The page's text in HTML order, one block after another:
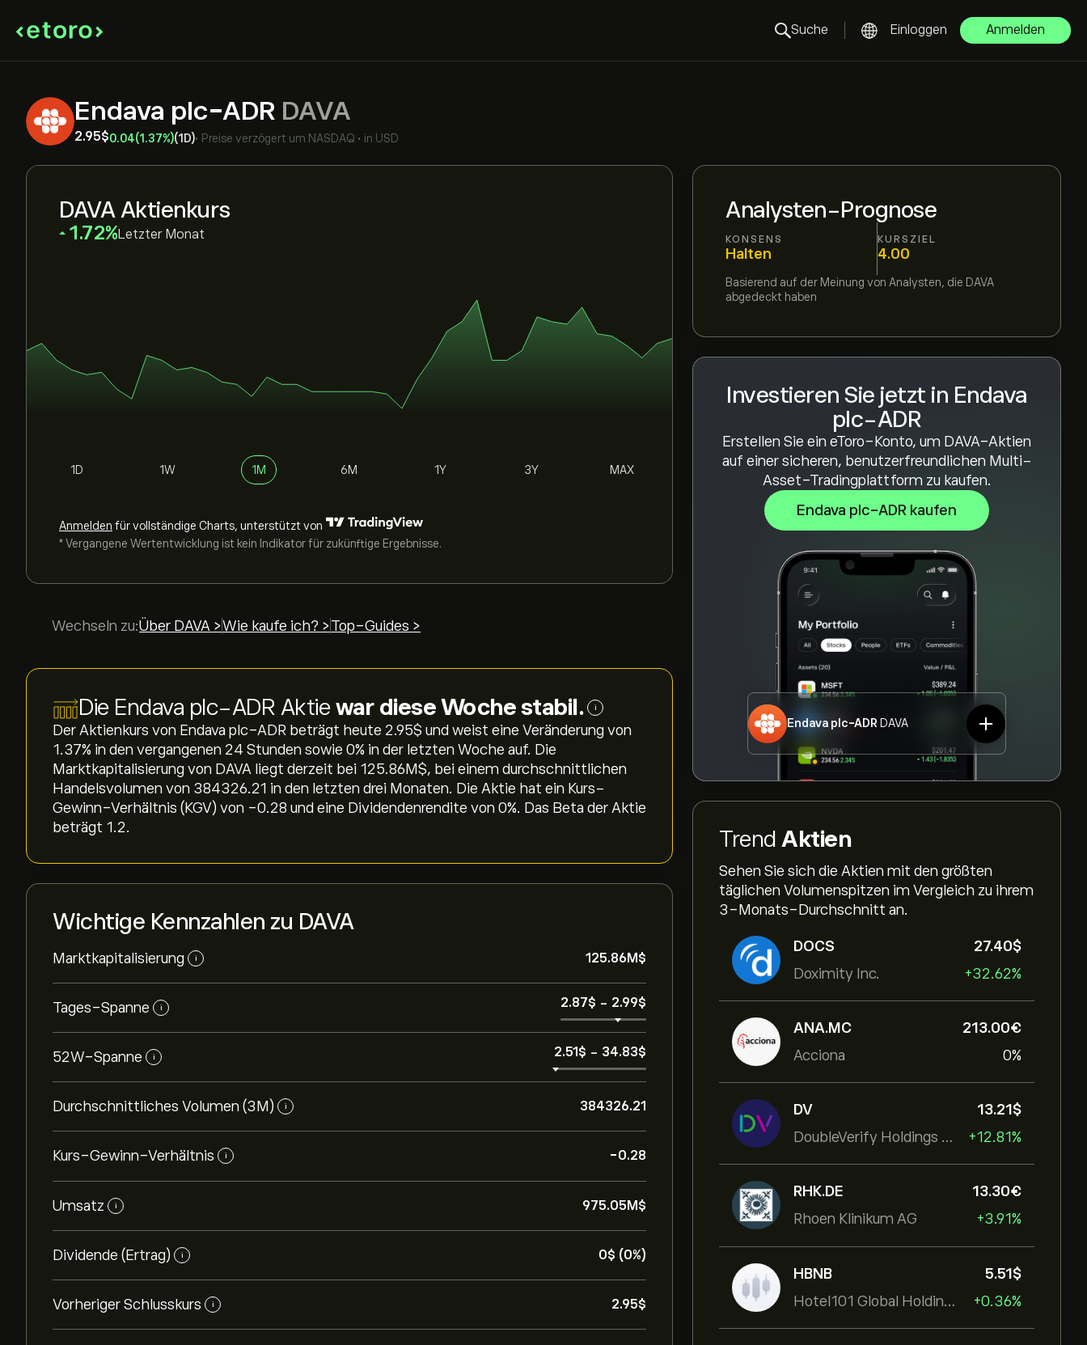
Suche Einloggen Anmelden
Endava plc-ADR DAVA
2.95‎$‎0.04(1.37%)(1D)• Preise verzögert um NASDAQ • in USD
Analysten-Prognose
KONSENS
Halten
KURSZIEL
4.00
Basierend auf der Meinung von Analysten, die DAVA
abgedeckt haben
Investieren Sie jetzt in Endava
plc-ADR
Erstellen Sie ein eToro-Konto, um DAVA-Aktien
auf einer sicheren, benutzerfreundlichen Multi-
Asset-Tradingplattform zu kaufen.
Endava plc-ADR kaufen
Endava plc-ADR DAVA
Trend Aktien
Sehen Sie sich die Aktien mit den größten
täglichen Volumenspitzen im Vergleich zu ihrem
3-Monats-Durchschnitt an.
DOCS
Doximity Inc.
27.40‎$‎
+32.62%
ANA.MC
Acciona
213.00‎€‎
0%
DV
DoubleVerify Holdings Inc
13.21‎$‎
+12.81%
RHK.DE
Rhoen Klinikum AG
13.30‎€‎
+3.91%
HBNB
Hotel101 Global Holdings Corp
5.51‎$‎
+0.36%
DAVA Aktienkurs
‎1.72‎ Letzter Monat
1D 1W 1M 6M 1Y 3Y MAX
Anmelden für vollständige Charts, unterstützt von
* Vergangene Wertentwicklung ist kein Indikator für zukünftige Ergebnisse.
Wechseln zu:Über DAVA >Wie kaufe ich? > Top-Guides >
Die Endava plc-ADR Aktiewar diese Woche stabil. i
Der Aktienkurs von Endava plc-ADR beträgt heute 2.95‎$‎ und weist eine Veränderung von
‎1.37‎% in den vergangenen 24 Stunden sowie ‎0‎% in der letzten Woche auf. Die
Marktkapitalisierung von DAVA liegt derzeit bei 125.86M‎$‎, bei einem durchschnittlichen
Handelsvolumen von 384326.21 in den letzten drei Monaten. Die Aktie hat ein Kurs-
Gewinn-Verhältnis (KGV) von -0.28 und eine Dividendenrendite von 0%. Das Beta der Aktie
beträgt 1.2.
Wichtige Kennzahlen zu DAVA
Marktkapitalisierung i 125.86M‎$‎
Tages-Spanne i 2.87‎$‎ - 2.99‎$‎
52W-Spanne i 2.51‎$‎ - 34.83‎$‎
Durchschnittliches Volumen (3M) i 384326.21
Kurs-Gewinn-Verhältnis i -0.28
Umsatz i 975.05M‎$‎
Dividende (Ertrag) i 0‎$‎ (0%)
Vorheriger Schlusskurs i 2.95‎$‎